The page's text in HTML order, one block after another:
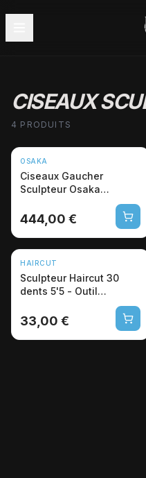
CISEAUX
4 PRODUITS
OSAKA
Ciseaux Gaucher
Sculpteur Osaka
Professionnel
444,00 €
HAIRCUT
Sculpteur Haircut 30
dents 5'5 - Outil
professionnel barbier
33,00 €